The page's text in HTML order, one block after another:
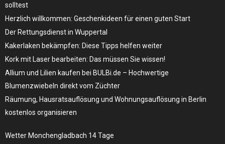
solltest
Herzlich willkommen: Geschenkideen für einen guten Start
Der Rettungsdienst in Wuppertal
Kakerlaken bekämpfen: Diese Tipps helfen weiter
Kork mit Laser bearbeiten: Das müssen Sie wissen!
Allium und Lilien kaufen bei BULBi.de – Hochwertige
Blumenzwiebeln direkt vom Züchter
Räumung, Hausratsauflösung und Wohnungsauflösung in Berlin
kostenlos organisieren
Wetter Monchengladbach 14 Tage